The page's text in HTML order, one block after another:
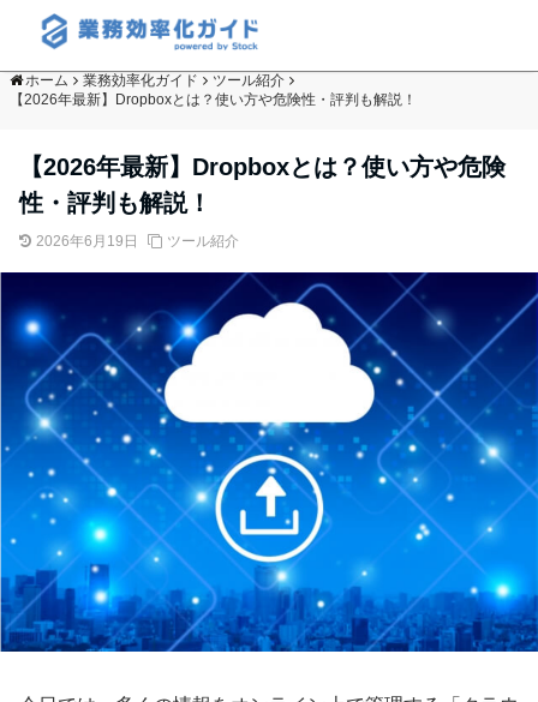
ホーム 業務効率化ガイド
ツール紹介
【2026年最新】Dropboxとは？使い方や危険性・評判も解説！
【2026年最新】Dropboxとは？使い方や危険
性・評判も解説！
2026年6月19日 ツール紹介